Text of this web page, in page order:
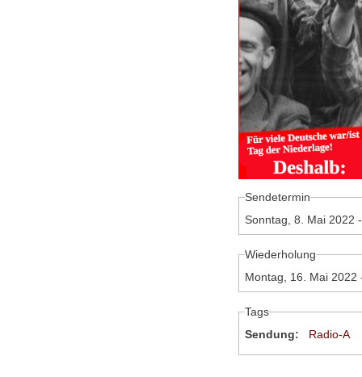
Sendetermin
Sonntag, 8. Mai 2022
Wiederholung
Montag, 16. Mai 2022
Tags
Sendung:
Radio-A